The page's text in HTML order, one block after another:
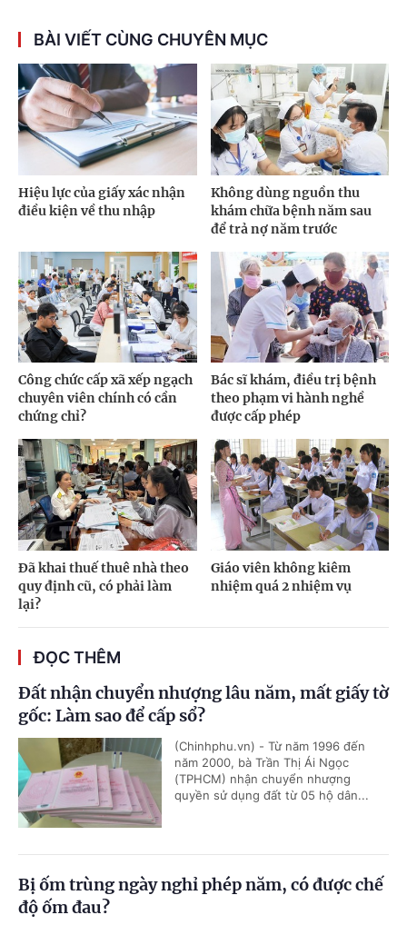
BÀI VIẾT CÙNG CHUYÊN MỤC
Hiệu lực của giấy xác nhận
điều kiện về thu nhập
Không dùng nguồn thu
khám chữa bệnh năm sau
để trả nợ năm trước
Công chức cấp xã xếp ngạch
chuyên viên chính có cần
chứng chỉ?
Bác sĩ khám, điều trị bệnh
theo phạm vi hành nghề
được cấp phép
Đã khai thuế thuê nhà theo
quy định cũ, có phải làm
lại?
Giáo viên không kiêm
nhiệm quá 2 nhiệm vụ
ĐỌC THÊM
Đất nhận chuyển nhượng lâu năm, mất giấy tờ
gốc: Làm sao để cấp sổ?
(Chinhphu.vn) - Từ năm 1996 đến
năm 2000, bà Trần Thị Ái Ngọc
(TPHCM) nhận chuyển nhượng
quyền sử dụng đất từ 05 hộ dân...
Bị ốm trùng ngày nghỉ phép năm, có được chế
độ ốm đau?